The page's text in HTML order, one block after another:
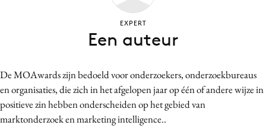
Craft
Customer Experience
Data & Insights
De MOAwards zijn bedoeld voor onderzoekers, onderzoekbureaus
en organisaties, die zich in het afgelopen jaar op één of andere wijze in
positieve zin hebben onderscheiden op het gebied van
marktonderzoek en marketing intelligence..
EXPERT
Een auteur